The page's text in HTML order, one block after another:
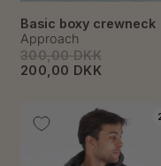
Basic boxy crewneck
300,00 DKK
200,00 DKK
Approach